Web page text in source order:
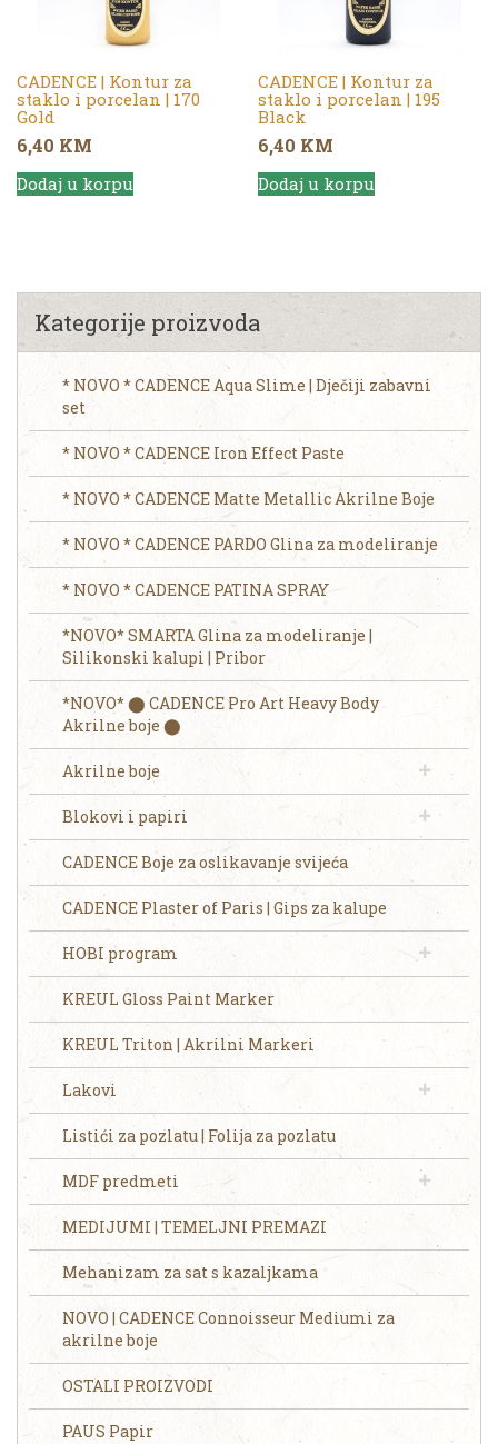
CADENCE | Kontur za
staklo i porcelan | 170
Gold
6,40 KM
Dodaj u korpu
CADENCE | Kontur za
staklo i porcelan | 195
Black
6,40 KM
Dodaj u korpu
Kategorije proizvoda
* NOVO * CADENCE Aqua Slime | Dječiji zabavni
set
* NOVO * CADENCE Iron Effect Paste
* NOVO * CADENCE Matte Metallic Akrilne Boje
* NOVO * CADENCE PARDO Glina za modeliranje
* NOVO * CADENCE PATINA SPRAY
*NOVO* SMARTA Glina za modeliranje |
Silikonski kalupi | Pribor
*NOVO* ⬤ CADENCE Pro Art Heavy Body
Akrilne boje ⬤
Akrilne boje
Blokovi i papiri
CADENCE Boje za oslikavanje svijeća
CADENCE Plaster of Paris | Gips za kalupe
HOBI program
KREUL Gloss Paint Marker
KREUL Triton | Akrilni Markeri
Lakovi
Listići za pozlatu | Folija za pozlatu
MDF predmeti
MEDIJUMI | TEMELJNI PREMAZI
Mehanizam za sat s kazaljkama
NOVO | CADENCE Connoisseur Mediumi za
akrilne boje
OSTALI PROIZVODI
PAUS Papir